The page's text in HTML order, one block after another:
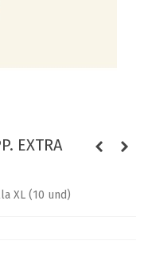
EXTRA
XL (10 und)